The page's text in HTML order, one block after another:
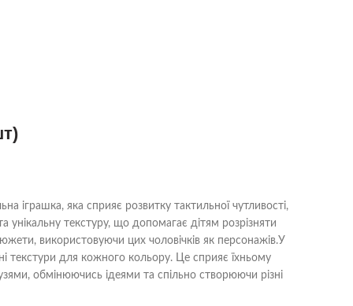
іграшка, яка сприяє розвитку тактильної чутливості,
унікальну текстуру, що допомагає дітям розрізняти
використовуючи цих чоловічків як персонажів.У
текстури для кожного кольору. Це сприяє їхньому
обмінюючись ідеями та спільно створюючи різні